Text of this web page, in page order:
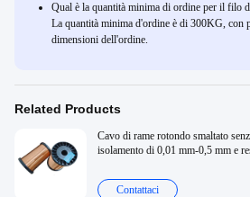
Qual è la quantità minima di ordine per il filo
La quantità minima d'ordine è di 300KG, con
dimensioni dell'ordine.
Related Products
Cavo di rame rotondo smaltato
isolamento di 0,01 mm-0,5 mm e
Contattaci